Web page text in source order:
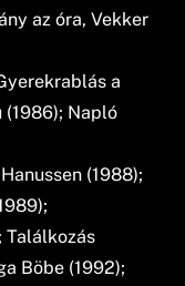
az óra, Vekker
a
(1986); Napló
(1988);
Találkozás
Böbe (1992);